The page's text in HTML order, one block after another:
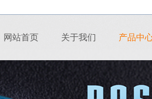
网站首页 关于我们 产品中